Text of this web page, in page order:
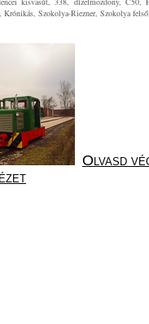
Szokolya-Riezner, Szokolya
Olvasd